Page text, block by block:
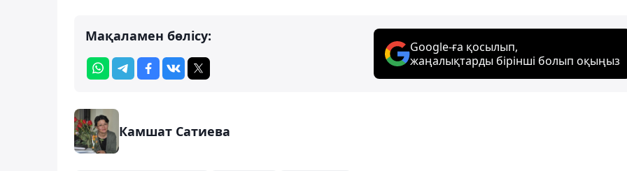
Мақаламен бөлісу:
Google-ға қосылып,
жаңалықтарды бірінші болып оқыңыз
Камшат Сатиева